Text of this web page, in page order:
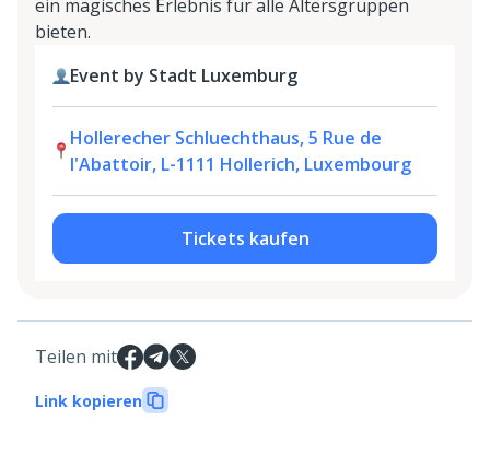
ein magisches Erlebnis für alle Altersgruppen
bieten.
Event by Stadt Luxemburg
Hollerecher Schluechthaus, 5 Rue de
l'Abattoir, L-1111 Hollerich, Luxembourg
Tickets kaufen
Teilen mit
Link kopieren